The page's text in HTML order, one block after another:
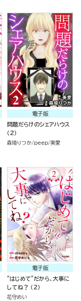
電子版
問題だらけのシェアハウス
（2）
森埼りつか peep 美愛
電子版
“はじめて”だから、大事に
してね？ （2）
花守めい